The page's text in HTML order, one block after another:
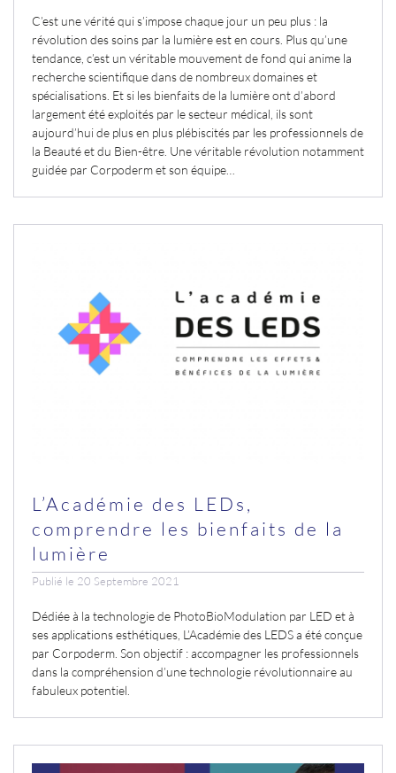
C’est une vérité qui s’impose chaque jour un peu plus : la
révolution des soins par la lumière est en cours. Plus qu’une
tendance, c’est un véritable mouvement de fond qui anime la
recherche scientifique dans de nombreux domaines et
spécialisations. Et si les bienfaits de la lumière ont d’abord
largement été exploités par le secteur médical, ils sont
aujourd’hui de plus en plus plébiscités par les professionnels de
la Beauté et du Bien-être. Une véritable révolution notamment
guidée par Corpoderm et son équipe…
L’Académie des LEDs,
comprendre les bienfaits de la
lumière
Publié le 20 Septembre 2021
Dédiée à la technologie de PhotoBioModulation par LED et à
ses applications esthétiques, L’Académie des LEDS a été conçue
par Corpoderm. Son objectif : accompagner les professionnels
dans la compréhension d’une technologie révolutionnaire au
fabuleux potentiel.